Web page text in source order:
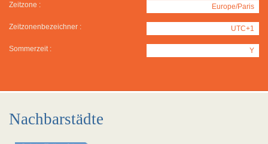
Zeitzone : Europe/Paris
Zeitzonenbezeichner : UTC+1
Sommerzeit : Y
Nachbarstädte